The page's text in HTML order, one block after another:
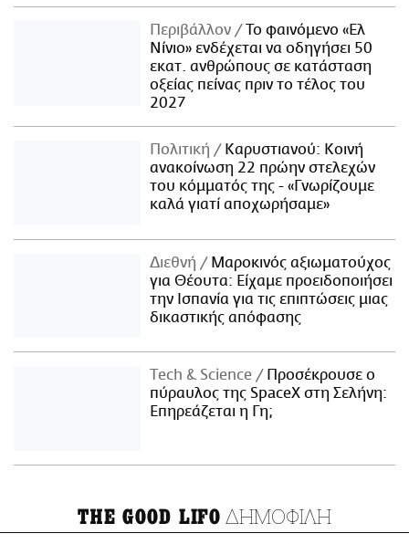
Περιβάλλον
Το φαινόμενο «Ελ
Νίνιο» ενδέχεται να οδηγήσει 50
εκατ. ανθρώπους σε κατάσταση
οξείας πείνας πριν το τέλος του
2027
Πολιτική
Καρυστιανού: Κοινή
ανακοίνωση 22 πρώην στελεχών
του κόμματός της - «Γνωρίζουμε
καλά γιατί αποχωρήσαμε»
Διεθνή
Μαροκινός αξιωματούχος
για Θέουτα: Είχαμε προειδοποιήσει
την Ισπανία για τις επιπτώσεις μιας
δικαστικής απόφασης
Τech & Science
Προσέκρουσε ο
πύραυλος της SpaceX στη Σελήνη:
Επηρεάζεται η Γη;
THE GOOD LIFO ΔΗΜΟΦΙΛΗ